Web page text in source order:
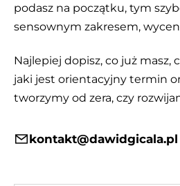
podasz na początku, tym
sensownym zakresem,
Najlepiej dopisz, co już masz,
jaki jest orientacyjny termin
tworzymy od zera, czy
kontakt@dawidgicala.pl